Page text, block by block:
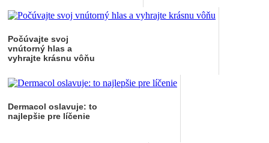
Počúvajte svoj
vnútorný hlas a
vyhrajte krásnu vôňu
Dermacol oslavuje: to
najlepšie pre líčenie